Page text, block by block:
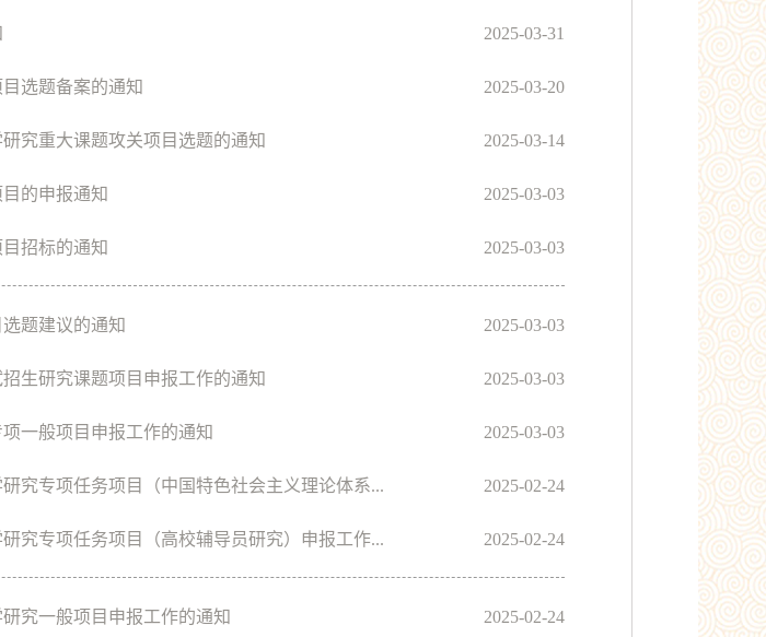
2025-03-31
选题备案的通知 2025-03-20
究重大课题攻关项目选题的通知 2025-03-14
的申报通知 2025-03-03
招标的通知 2025-03-03
题建议的通知 2025-03-03
生研究课题项目申报工作的通知 2025-03-03
一般项目申报工作的通知 2025-03-03
究专项任务项目（中国特色社会主义理论体系... 2025-02-24
究专项任务项目（高校辅导员研究）申报工作... 2025-02-24
究一般项目申报工作的通知 2025-02-24